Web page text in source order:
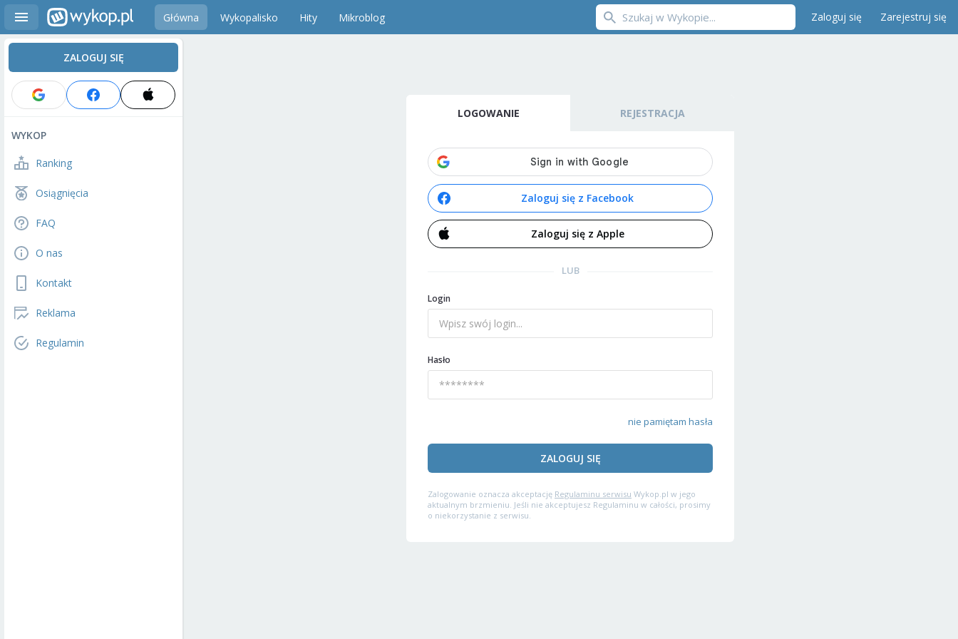
Główna Wykopalisko Hity Mikroblog Zaloguj się Zarejestruj się
ZALOGUJ SIĘ
WYKOP
Ranking
Osiągnięcia
FAQ
O nas
Kontakt
Reklama
Regulamin
LOGOWANIE REJESTRACJA
Zaloguj się z Facebook
Zaloguj się z Apple
LUB
Login
Hasło
nie pamiętam hasła
ZALOGUJ SIĘ
Zalogowanie oznacza akceptację Regulaminu serwisu Wykop.pl w jego
aktualnym brzmieniu. Jeśli nie akceptujesz Regulaminu w całości, prosimy
o niekorzystanie z serwisu.